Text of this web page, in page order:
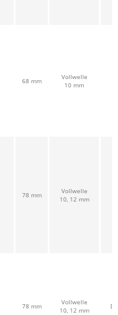
68 mm
Vollwelle
10 mm
78 mm
Vollwelle
10, 12 mm
78 mm
Vollwelle
10, 12 mm